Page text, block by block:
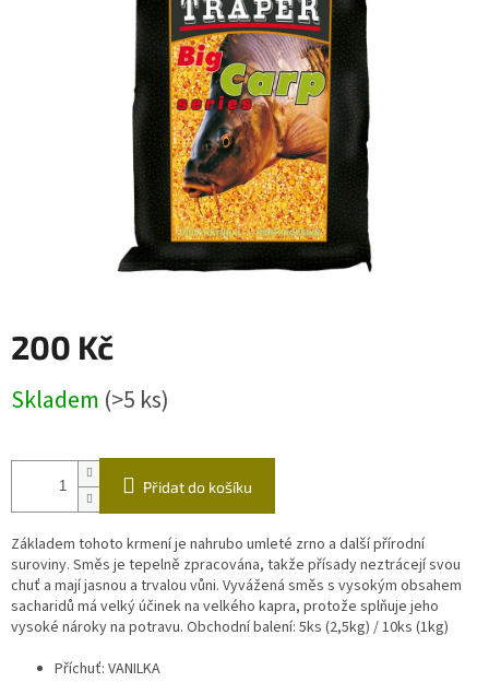
200 Kč
cena:
Skladem (>5 ks)
Přidat do košíku
Základem tohoto krmení je nahrubo umleté zrno a další přírodní
suroviny. Směs je tepelně zpracována, takže přísady neztrácejí svou
chuť a mají jasnou a trvalou vůni. Vyvážená směs s vysokým obsahem
sacharidů má velký účinek na velkého kapra, protože splňuje jeho
vysoké nároky na potravu. Obchodní balení: 5ks (2,5kg) / 10ks (1kg)
Příchuť: VANILKA